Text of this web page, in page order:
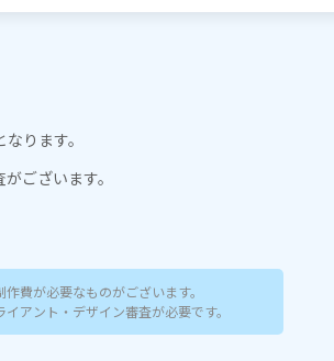
ります。
ございます。
費が必要なものがございます。
アント・デザイン審査が必要です。